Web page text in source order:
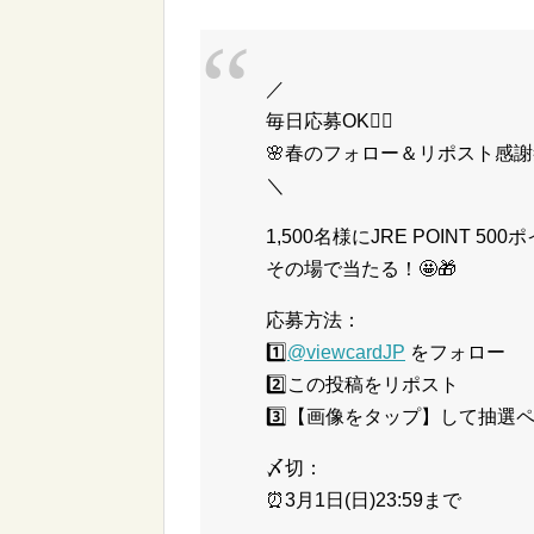
／
毎日応募OK👌🏻
🌸春のフォロー＆リポスト感
＼
1,500名様にJRE POINT 500ポ
その場で当たる！🤩🎁
応募方法：
1️⃣ @viewcardJP をフォロー
2️⃣この投稿をリポスト
3️⃣【画像をタップ】して抽選
〆切：
⏰3月1日(日)23:59まで